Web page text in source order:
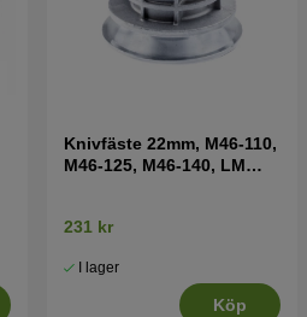
Knivfäste 22mm, M46-110,
M46-125, M46-140, LM
231 kr
I lager
Köp